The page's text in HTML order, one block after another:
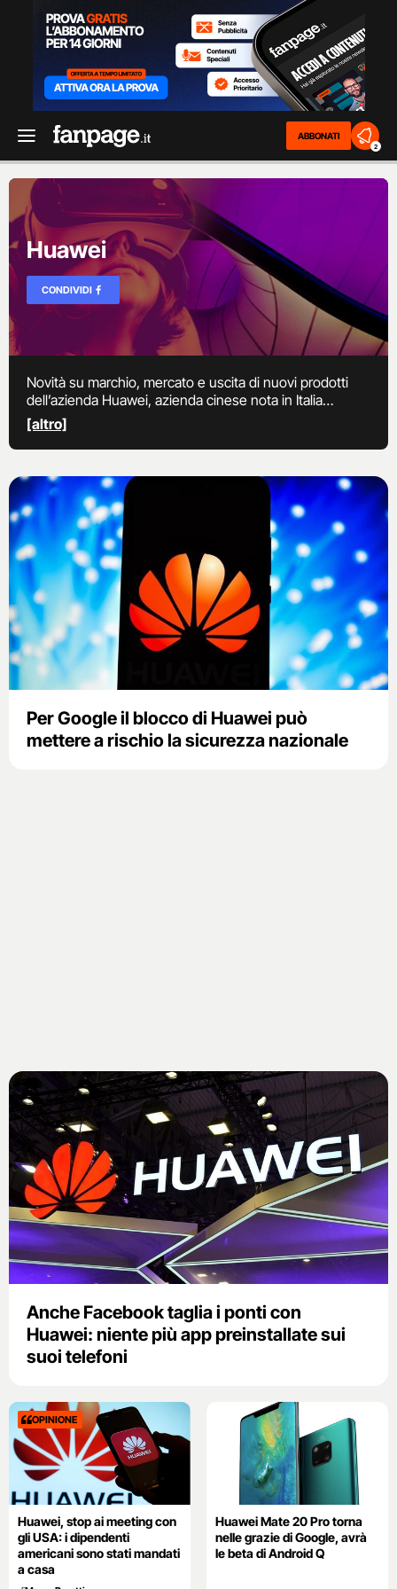
ABBONATI
2
Huawei
CONDIVIDI
Novità su marchio, mercato e uscita di nuovi prodotti
dell’azienda Huawei, azienda cinese nota in Italia
soprattutto per i suoi smartphone.
[altro]
Per Google il blocco di Huawei può
mettere a rischio la sicurezza nazionale
Anche Facebook taglia i ponti con
Huawei: niente più app preinstallate sui
suoi telefoni
OPINIONE
Huawei, stop ai meeting con
gli USA: i dipendenti
americani sono stati mandati
a casa
Huawei Mate 20 Pro torna
nelle grazie di Google, avrà
le beta di Android Q